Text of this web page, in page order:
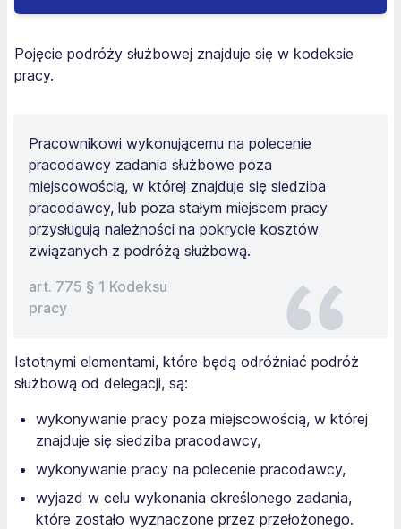
Pojęcie podróży służbowej znajduje się w kodeksie
pracy.
Pracownikowi wykonującemu na polecenie
pracodawcy zadania służbowe poza
miejscowością, w której znajduje się siedziba
pracodawcy, lub poza stałym miejscem pracy
przysługują należności na pokrycie kosztów
związanych z podróżą służbową.
art. 775 § 1 Kodeksu
pracy
Istotnymi elementami, które będą odróżniać podróż
służbową od delegacji, są:
wykonywanie pracy poza miejscowością, w której
znajduje się siedziba pracodawcy,
wykonywanie pracy na polecenie pracodawcy,
wyjazd w celu wykonania określonego zadania,
które zostało wyznaczone przez przełożonego.